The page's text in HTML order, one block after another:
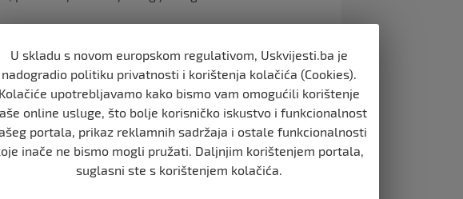
da, nakon ubojstva, premjesti tijelo djevojčice.
polju kod Bora, a policija je, nakon 10 dana potrage
koje se sumnja da su djevojčicu udarili automobilom,
pritvoru
U skladu s novom europskom regulativom, Uskvijesti.ba je
nadogradio politiku privatnosti i korištenja kolačića (Cookies).
Kolačiće upotrebljavamo kako bismo vam omogućili korištenje
online usluge, što bolje korisničko iskustvo i funkcionalnost
portala, prikaz reklamnih sadržaja i ostale funkcionalnosti
inače ne bismo mogli pružati. Daljnjim korištenjem portala,
suglasni ste s korištenjem kolačića.